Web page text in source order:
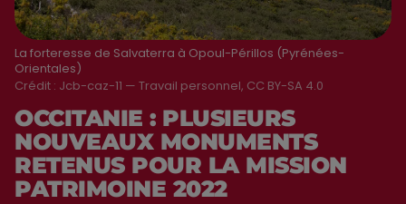
La forteresse de Salvaterra à Opoul-Périllos (Pyrénées-
Orientales)
Crédit : Jcb-caz-11 — Travail personnel, CC BY-SA 4.0
OCCITANIE : PLUSIEURS
NOUVEAUX MONUMENTS
RETENUS POUR LA MISSION
PATRIMOINE 2022